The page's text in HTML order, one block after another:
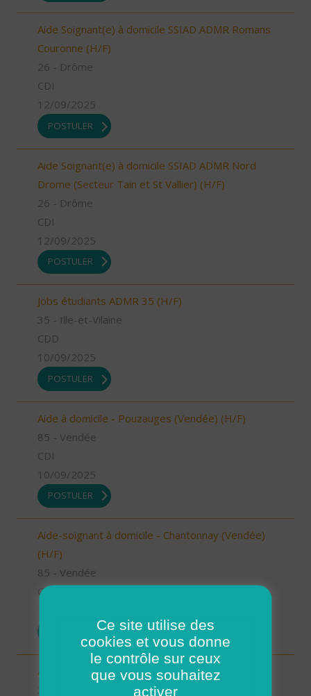
Aide Soignant(e) à domicile SSIAD ADMR Romans
Couronne (H/F)
26 - Drôme
CDI
12/09/2025
POSTULER
Aide Soignant(e) à domicile SSIAD ADMR Nord
Drome (Secteur Tain et St Vallier) (H/F)
26 - Drôme
CDI
12/09/2025
POSTULER
Jobs étudiants ADMR 35 (H/F)
35 - Ille-et-Vilaine
CDD
10/09/2025
POSTULER
Aide à domicile - Pouzauges (Vendée) (H/F)
85 - Vendée
CDI
10/09/2025
POSTULER
Aide-soignant à domicile - Chantonnay (Vendée)
(H/F)
85 - Vendée
CDI
Aide à domicile - secteur Beaumarchès (H/F)
Ce site utilise des
cookies et vous donne
le contrôle sur ceux
que vous souhaitez
activer